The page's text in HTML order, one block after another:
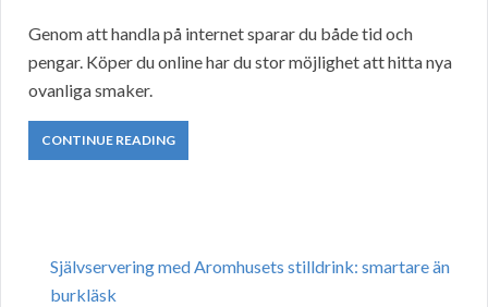
Genom att handla på internet sparar du både tid och
pengar. Köper du online har du stor möjlighet att hitta nya
ovanliga smaker.
CONTINUE READING
Självservering med Aromhusets stilldrink: smartare än
burkläsk